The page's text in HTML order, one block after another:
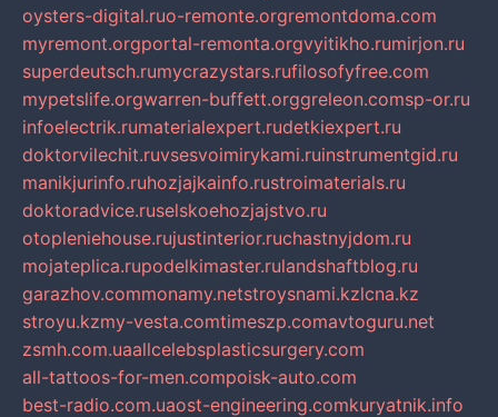
oysters-digital.ruo-remonte.orgremontdoma.com
myremont.orgportal-remonta.orgvyitikho.rumirjon.ru
superdeutsch.rumycrazystars.rufilosofyfree.com
mypetslife.orgwarren-buffett.orggreleon.comsp-or.ru
infoelectrik.rumaterialexpert.rudetkiexpert.ru
doktorvilechit.ruvsesvoimirykami.ruinstrumentgid.ru
manikjurinfo.ruhozjajkainfo.rustroimaterials.ru
doktoradvice.ruselskoehozjajstvo.ru
otopleniehouse.rujustinterior.ruchastnyjdom.ru
mojateplica.rupodelkimaster.rulandshaftblog.ru
garazhov.commonamy.netstroysnami.kzlcna.kz
stroyu.kzmy-vesta.comtimeszp.comavtoguru.net
zsmh.com.uaallcelebsplasticsurgery.com
all-tattoos-for-men.compoisk-auto.com
best-radio.com.uaost-engineering.comkuryatnik.info